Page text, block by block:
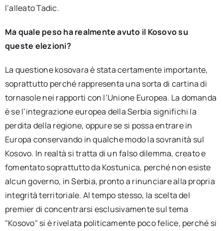
l’alleato Tadic.
Ma quale peso ha realmente avuto il Kosovo su
queste elezioni?
La questione kosovara è stata certamente importante,
soprattutto perché rappresenta una sorta di cartina di
tornasole nei rapporti con l’Unione Europea. La domanda
è se l’integrazione europea della Serbia significhi la
perdita della regione, oppure se si possa entrare in
Europa conservando in qualche modo la sovranità sul
Kosovo. In realtà si tratta di un falso dilemma, creato e
fomentato soprattutto da Kostunica, perché non esiste
alcun governo, in Serbia, pronto a rinunciare alla propria
integrità territoriale. Al tempo stesso, la scelta del
premier di concentrarsi esclusivamente sul tema
"Kosovo" si è rivelata politicamente poco felice, perché si